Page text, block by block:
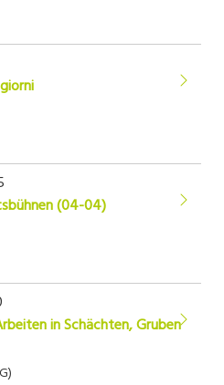
(04-04)
in Schächten, Gruben